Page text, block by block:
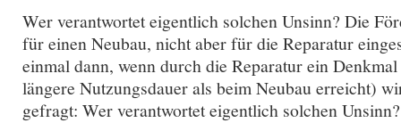
Wer verantwortet eigentlich solchen Unsinn? Die
für einen Neubau, nicht aber für die Reparatur
einmal dann, wenn durch die Reparatur ein
längere Nutzungsdauer als beim Neubau erreicht)
gefragt: Wer verantwortet eigentlich solchen Unsinn?